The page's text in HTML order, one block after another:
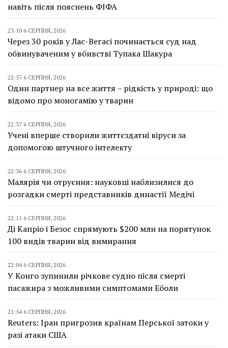
навіть після пояснень ФІФА
23:10 6 СЕРПНЯ, 2026
Через 30 років у Лас-Вегасі починається суд над
обвинуваченим у вбивстві Тупака Шакура
22:57 6 СЕРПНЯ, 2026
Один партнер на все життя – рідкість у природі: що
відомо про моногамію у тварин
22:37 6 СЕРПНЯ, 2026
Учені вперше створили життєздатні віруси за
допомогою штучного інтелекту
22:36 6 СЕРПНЯ, 2026
Малярія чи отруєння: науковці наблизилися до
розгадки смерті представників династії Медічі
22:11 6 СЕРПНЯ, 2026
Ді Капріо і Безос спрямують $200 млн на порятунок
100 видів тварин від вимирання
22:04 6 СЕРПНЯ, 2026
У Конго зупинили річкове судно після смерті
пасажира з можливими симптомами Еболи
21:54 6 СЕРПНЯ, 2026
Reuters: Іран пригрозив країнам Перської затоки у
разі атаки США